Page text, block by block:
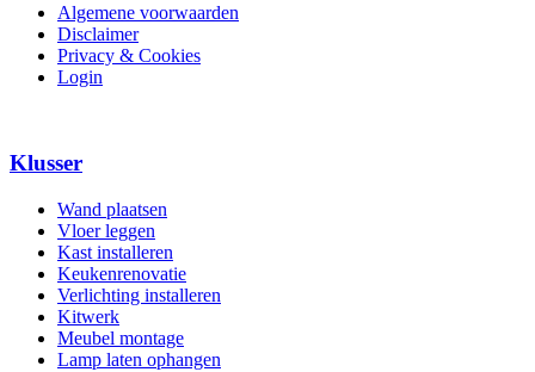
Algemene voorwaarden
Disclaimer
Privacy & Cookies
Login
Klusser
Wand plaatsen
Vloer leggen
Kast installeren
Keukenrenovatie
Verlichting installeren
Kitwerk
Meubel montage
Lamp laten ophangen